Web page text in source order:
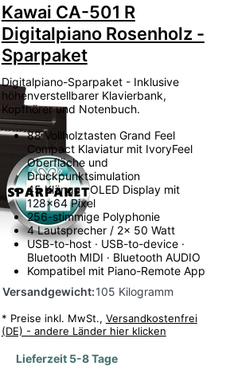
Kawai CA-501 R
Digitalpiano Rosenholz -
Sparpaket
Digitalpiano-Sparpaket - Inklusive
höhenverstellbarer Klavierbank,
Kopfhörer und Notenbuch.
88 Vollholztasten Grand Feel
Compact Klaviatur mit IvoryFeel
Oberfläche und
Druckpunktsimulation
45 Klänge · OLED Display mit
128x64 Pixel
256-stimmige Polyphonie
4 Lautsprecher / 2x 50 Watt
USB-to-host · USB-to-device ·
Bluetooth MIDI · Bluetooth AUDIO
Kompatibel mit Piano-Remote App
Versandgewicht:105 Kilogramm
* Preise inkl. MwSt., Versandkostenfrei
(DE) - andere Länder hier klicken
Lieferzeit 5-8 Tage